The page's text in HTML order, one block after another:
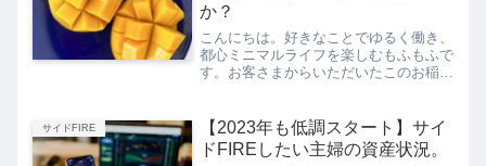
か？
こんにちは。好きなことでゆるく働き、
都心ミニマルライフを楽しむもふもふで
す。お客さまからいただいたこのお稲荷
い物は百貨店や名店が多いので、いただ
くものも私が自分で買わな...
サイドFIRE
【2023年も低調スタート】サイ
ドFIREしたい主婦の資産状況。